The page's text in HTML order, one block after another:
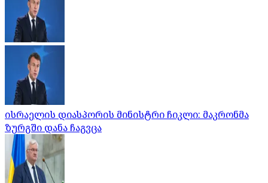
ისრაელის დიასპორის მინისტრი ჩიკლი: მაკრონმა
ზურგში დანა ჩაგვცა